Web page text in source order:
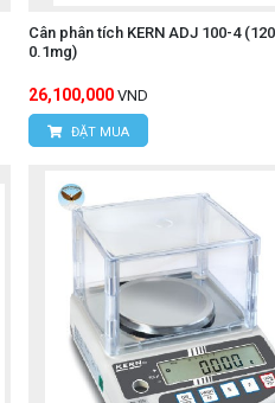
Cân phân tích KERN ADJ 100-4
0.1mg)
26,100,000 VND
ĐẶT MUA